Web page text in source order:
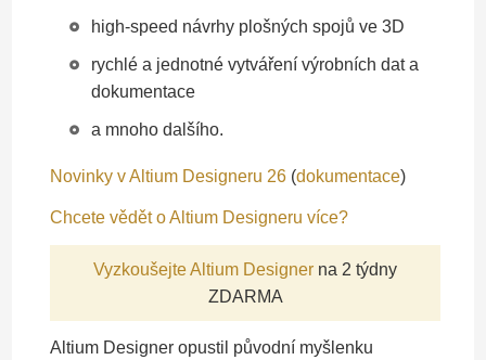
high-speed návrhy plošných spojů ve 3D
rychlé a jednotné vytváření výrobních dat a
dokumentace
a mnoho dalšího.
Novinky v Altium Designeru 26 (dokumentace)
Chcete vědět o Altium Designeru více?
Vyzkoušejte Altium Designer na 2 týdny
ZDARMA
Altium Designer opustil původní myšlenku